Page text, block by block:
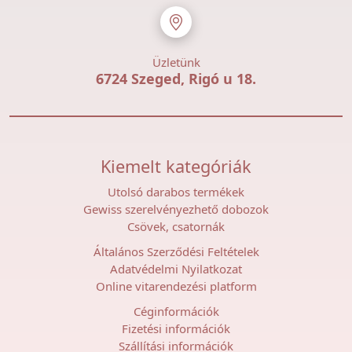
Üzletünk
6724 Szeged, Rigó u 18.
Kiemelt kategóriák
Utolsó darabos termékek
Gewiss szerelvényezhető dobozok
Csövek, csatornák
Általános Szerződési Feltételek
Adatvédelmi Nyilatkozat
Online vitarendezési platform
Céginformációk
Fizetési információk
Szállítási információk